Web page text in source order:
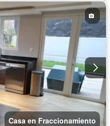
Casa en Fraccionamiento